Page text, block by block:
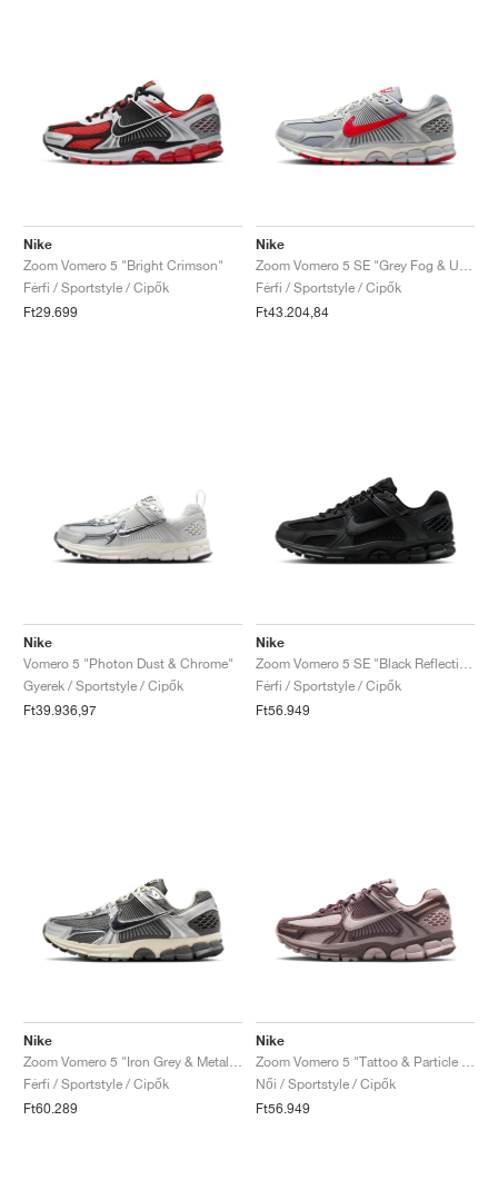
Nike
Zoom Vomero 5 "Bright Crimson"
Férfi / Sportstyle / Cipők
Ft29.699
Nike
Férfi / Sportstyle / Cipők
Ft43.204,84
Nike
Vomero 5 "Photon Dust & Chrome"
Gyerek / Sportstyle / Cipők
Ft39.936,97
Nike
Férfi / Sportstyle / Cipők
Ft56.949
Nike
Férfi / Sportstyle / Cipők
Ft60.289
Nike
Női / Sportstyle / Cipők
Ft56.949